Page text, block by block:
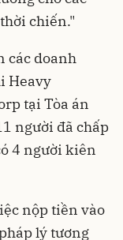
chiến."
các doanh
Heavy
tại Tòa án
người đã chấp
4 người kiên
nộp tiền vào
lý tương